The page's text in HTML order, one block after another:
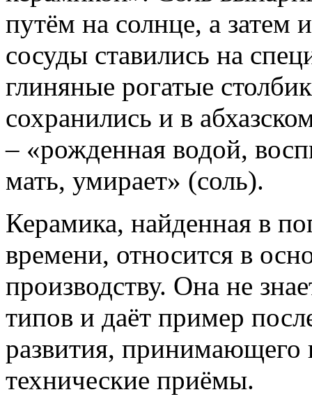
путём на солнце, а затем
сосуды ставились на
глиняные рогатые
сохранились и в
– «рожденная водой,
мать, умирает» (соль).
Керамика, найденная в
времени, относится в
производству. Она не
типов и даёт пример
развития, принимающего
технические приёмы.